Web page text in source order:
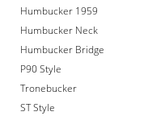
Humbucker 1959
Humbucker Neck
Humbucker Bridge
P90 Style
Tronebucker
ST Style